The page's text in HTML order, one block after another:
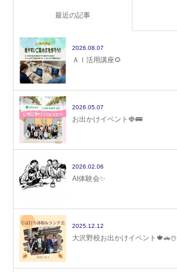
最近の記事
2026.08.07
ＡＩ活用講座🌻
2026.05.07
お出かけイベント🍓🚌
2026.02.06
AI体験会✨
2025.12.12
大沢野校お出かけイベント🍁🚗☃️